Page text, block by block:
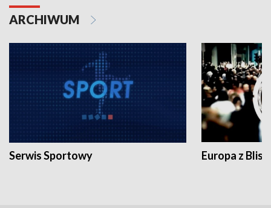
ARCHIWUM
Serwis Sportowy Europa z